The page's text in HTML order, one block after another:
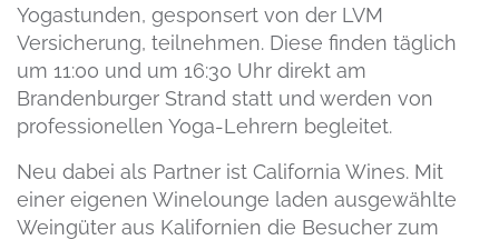
Yogastunden, gesponsert von der LVM
Versicherung, teilnehmen. Diese finden täglich
um 11:00 und um 16:30 Uhr direkt am
Brandenburger Strand statt und werden von
professionellen Yoga-Lehrern begleitet.
Neu dabei als Partner ist California Wines. Mit
einer eigenen Winelounge laden ausgewählte
Weingüter aus Kalifornien die Besucher zum